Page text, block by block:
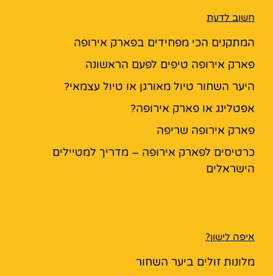
חשוב לדעת
המתקנים הכי מפחידים בפארק אירופה
פארק אירופה טיפים לפעם הראשונה
היער השחור טיול מאורגן או טיול עצמאי?
אפטלינג או פארק אירופה?
פארק אירופה שריפה
כרטיסים לפארק אירופה – מדריך למטיילים
הישראלים
איפה לישון?
מלונות זולים ביער השחור